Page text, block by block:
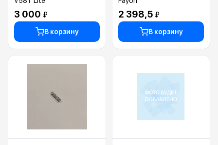
3 000 ₽
В корзину
2 398,5 ₽
В корзину